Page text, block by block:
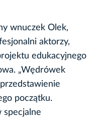
wnuczek Olek,
aktorzy,
edukacyjnego
„Wędrówek
początku.
specjalne